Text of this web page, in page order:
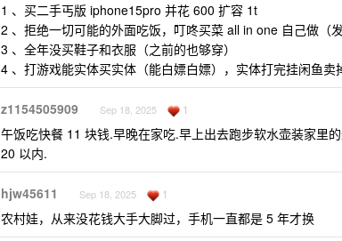
1 、买二手丐版 iphone15pro 并花 600 扩容 1t
2 、拒绝一切可能的外面吃饭，叮咚买菜 all in one 自己做（
3 、全年没买鞋子和衣服（之前的也够穿）
4 、打游戏能实体买实体（能白嫖白嫖），实体打完挂闲鱼卖
z1154505909 Sep 18, 2025 1
午饭吃快餐 11 块钱.早晚在家吃.早上出去跑步软水壶装家里
20 以内.
hjw45611 Sep 18, 2025 1
农村娃，从来没花钱大手大脚过，手机一直都是 5 年才换